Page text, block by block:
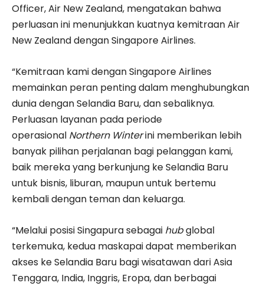
Officer, Air New Zealand, mengatakan bahwa
perluasan ini menunjukkan kuatnya kemitraan Air
New Zealand dengan Singapore Airlines.
“Kemitraan kami dengan Singapore Airlines
memainkan peran penting dalam menghubungkan
dunia dengan Selandia Baru, dan sebaliknya.
Perluasan layanan pada periode
operasional Northern Winterini memberikan lebih
banyak pilihan perjalanan bagi pelanggan kami,
baik mereka yang berkunjung ke Selandia Baru
untuk bisnis, liburan, maupun untuk bertemu
kembali dengan teman dan keluarga.
“Melalui posisi Singapura sebagai hubglobal
terkemuka, kedua maskapai dapat memberikan
akses ke Selandia Baru bagi wisatawan dari Asia
Tenggara, India, Inggris, Eropa, dan berbagai